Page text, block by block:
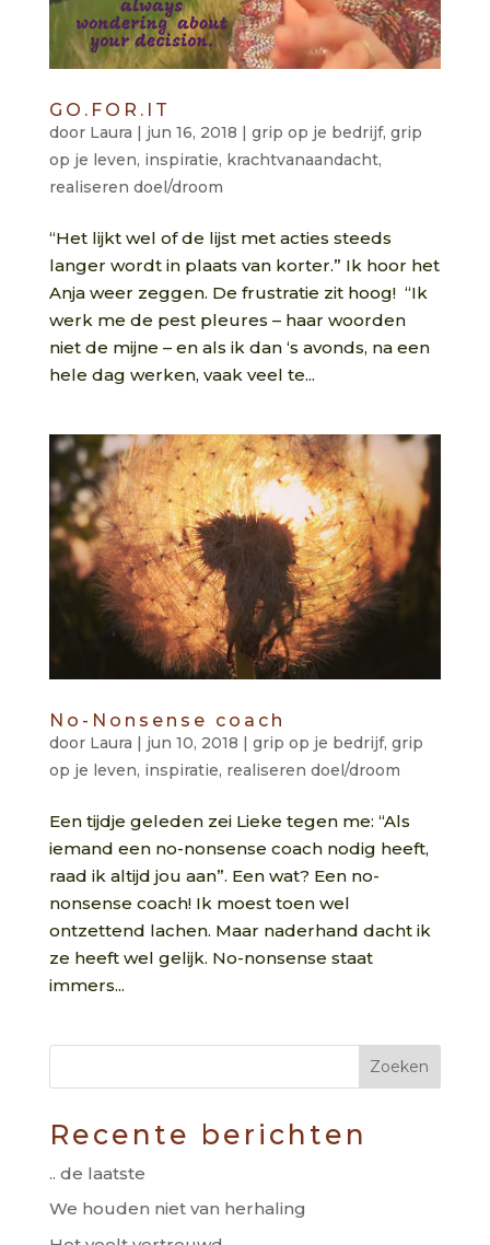
GO.FOR.IT
door Laura | jun 16, 2018 | grip op je bedrijf, grip
op je leven, inspiratie, krachtvanaandacht,
realiseren doel/droom
“Het lijkt wel of de lijst met acties steeds
langer wordt in plaats van korter.” Ik hoor het
Anja weer zeggen. De frustratie zit hoog! “Ik
werk me de pest pleures – haar woorden
niet de mijne – en als ik dan ‘s avonds, na een
hele dag werken, vaak veel te...
No-Nonsense coach
door Laura | jun 10, 2018 | grip op je bedrijf, grip
op je leven, inspiratie, realiseren doel/droom
Een tijdje geleden zei Lieke tegen me: “Als
iemand een no-nonsense coach nodig heeft,
raad ik altijd jou aan”. Een wat? Een no-
nonsense coach! Ik moest toen wel
ontzettend lachen. Maar naderhand dacht ik
ze heeft wel gelijk. No-nonsense staat
immers...
Recente berichten
.. de laatste
We houden niet van herhaling